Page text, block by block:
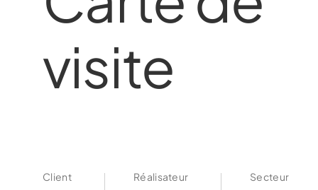
visite
Client Réalisateur Secteur